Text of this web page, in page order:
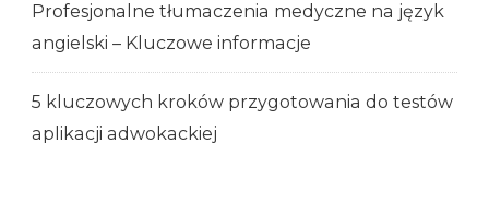
Profesjonalne tłumaczenia medyczne na język
angielski – Kluczowe informacje
5 kluczowych kroków przygotowania do testów
aplikacji adwokackiej